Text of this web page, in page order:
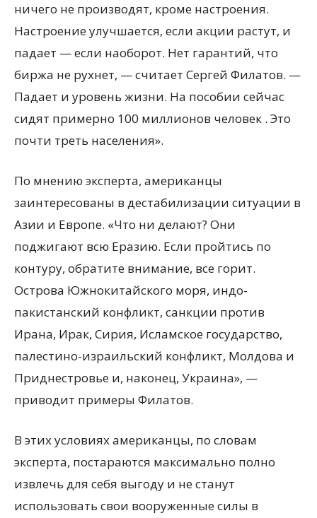
ничего не производят, кроме настроения.
Настроение улучшается, если акции растут, и
падает — если наоборот. Нет гарантий, что
биржа не рухнет, — считает Сергей Филатов. —
Падает и уровень жизни. На пособии сейчас
сидят примерно 100 миллионов человек . Это
почти треть населения».
По мнению эксперта, американцы
заинтересованы в дестабилизации ситуации в
Азии и Европе. «Что ни делают? Они
поджигают всю Еразию. Если пройтись по
контуру, обратите внимание, все горит.
Острова Южнокитайского моря, индо-
пакистанский конфликт, санкции против
Ирана, Ирак, Сирия, Исламское государство,
палестино-израильский конфликт, Молдова и
Приднестровье и, наконец, Украина», —
приводит примеры Филатов.
В этих условиях американцы, по словам
эксперта, постараются максимально полно
извлечь для себя выгоду и не станут
использовать свои вооруженные силы в